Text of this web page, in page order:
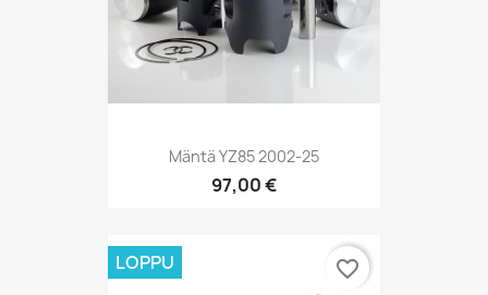
Mäntä YZ85 2002-25
97,00 €
LOPPU favorite_border